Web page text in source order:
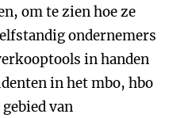
om te zien hoe ze
ondernemers
in handen
in het mbo, hbo
van